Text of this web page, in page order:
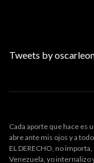
Tweets by
Cada aporte que hace es
abre ante mis ojos y a
EL DERECHO, no
Venezuela, yo internalizo